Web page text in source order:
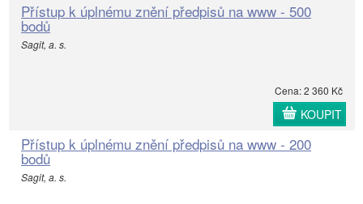
Přístup k úplnému znění předpisů na www - 500
bodů
Sagit, a. s.
Cena: 2 360 Kč
KOUPIT
Přístup k úplnému znění předpisů na www - 200
bodů
Sagit, a. s.